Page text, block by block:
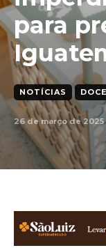
para
NOTÍCIAS
26 de março de 2025